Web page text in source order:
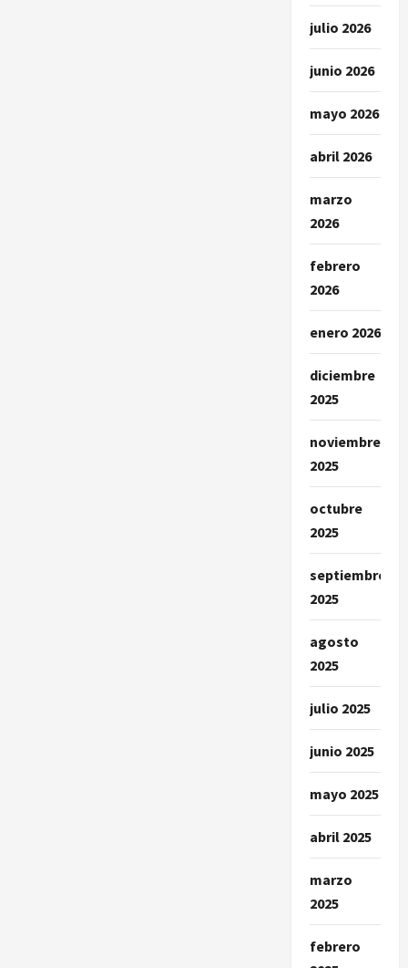
julio 2026
junio 2026
mayo 2026
abril 2026
marzo
2026
febrero
2026
enero 2026
diciembre
2025
noviembre
2025
octubre
2025
septiembre
2025
agosto
2025
julio 2025
junio 2025
mayo 2025
abril 2025
marzo
2025
febrero